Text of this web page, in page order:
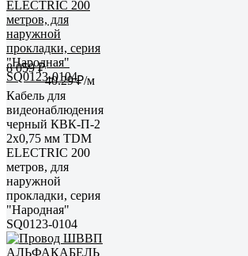
8 059 ₽
40.29 ₽/м
Кабель для
видеонаблюдения
черный КВК-П-2
2х0,75 мм TDM
ELECTRIC 200
метров, для
наружной
прокладки, серия
"Народная"
SQ0123-0104